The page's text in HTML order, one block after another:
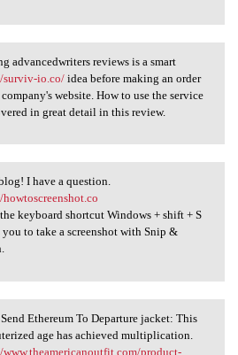
advancedwriters
advancedwriters reviews is a smart
surviv-io.co/idea before making an order
website. How to use the service
in great detail in this review.
I have a question.
I have a question.
keyboard shortcut Windows + shift + S
to take a screenshot with Snip &
Ethereum To
Ethereum To Departure jacket: This
age has achieved multiplication.
product-